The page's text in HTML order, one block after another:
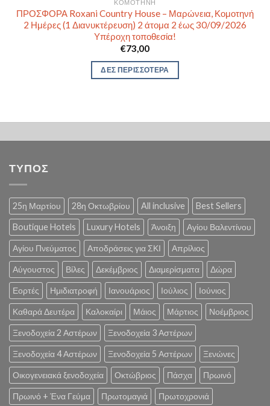
ΚΟΜΟΤΗΝΉ
ΠΡΟΣΦΟΡΑ Roxani Country House – Μαρώνεια, Κομοτηνή
2 Ημέρες (1 Διανυκτέρευση) 2 άτομα 2 έως 30/09/2026
Υπέροχη τοποθεσία!
€73,00
ΔΕΣ ΠΕΡΙΣΣΟΤΕΡΑ
ΤΥΠΟΣ
25η Μαρτίου 28η Οκτωβρίου All inclusive Best Sellers
Boutique Hotels Luxury Hotels Άνοιξη Αγίου Βαλεντίνου
Αγίου Πνεύματος Αποδράσεις για ΣΚΙ Απρίλιος
Αύγουστος Βίλες Δεκέμβριος Διαμερίσματα Δώρα
Εορτές Ημιδιατροφή Ιανουάριος Ιούλιος Ιούνιος
Καθαρά Δευτέρα Καλοκαίρι Μάιος Μάρτιος Νοέμβριος
Ξενοδοχεία 2 Αστέρων Ξενοδοχεία 3 Αστέρων
Ξενοδοχεία 4 Αστέρων Ξενοδοχεία 5 Αστέρων Ξενώνες
Οικογενειακά ξενοδοχεία Οκτώβριος Πάσχα Πρωινό
Πρωινό + Ένα Γεύμα Πρωτομαγιά Πρωτοχρονιά